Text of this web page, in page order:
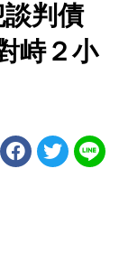
判債
峙２小